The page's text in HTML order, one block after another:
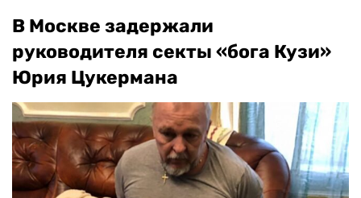
В Москве задержали
руководителя секты «бога Кузи»
Юрия Цукермана